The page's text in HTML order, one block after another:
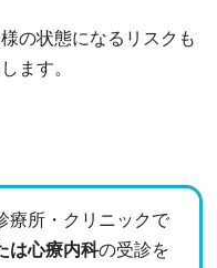
の状態になるリスクも
ます。
療所・クリニックで
は心療内科の受診を